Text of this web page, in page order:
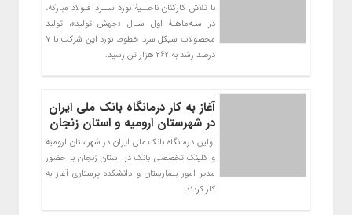
با تلاش کارکنان ناحــیۀ نورد ســرد فـولاد مبارکه،
در سـه‌ماهـۀ اول سـال «جهش تولید»، تولید
محصولات سیکل سرد خطوط نورد این شرکت با 7
درصد رشد به 262 هزار تن رسید.
آغاز به کار درمانگاه بانک ملی ایران
در شهرستان ارومیه و استان زنجان
اولین درمانگاه بانک ملی ایران در شهرستان ارومیه
و کلینک تخصصی بانک در استان زنجان با حضور
مدیر امور بیمارستان و دانشکده پرستاری آغاز به
کار کردند.